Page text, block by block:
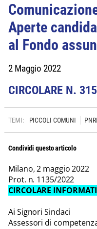
Aperte
al Fondo
2 Maggio 2022
CIRCOLARE N.
TEMI: PICCOLI COMUNI
Condividi questo articolo
Milano, 2 maggio 2022
Prot. n. 1135/2022
CIRCOLARE
Ai Signori Sindaci
Assessori di